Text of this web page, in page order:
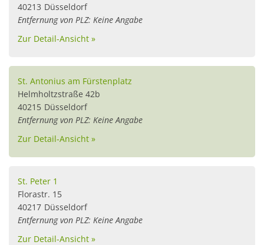
40213 Düsseldorf
Entfernung von PLZ: Keine Angabe
Zur Detail-Ansicht »
St. Antonius am Fürstenplatz
Helmholtzstraße 42b
40215 Düsseldorf
Entfernung von PLZ: Keine Angabe
Zur Detail-Ansicht »
St. Peter 1
Florastr. 15
40217 Düsseldorf
Entfernung von PLZ: Keine Angabe
Zur Detail-Ansicht »